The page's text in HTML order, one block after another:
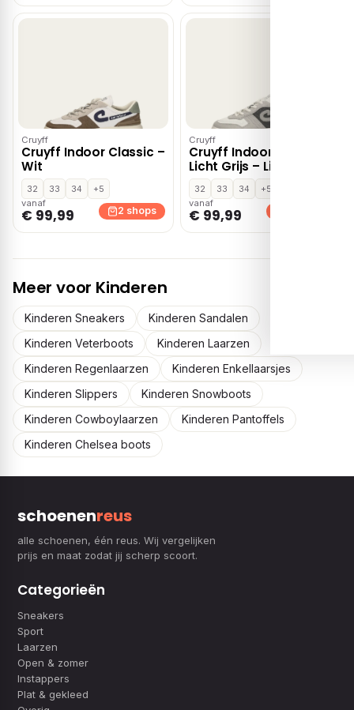
Cruyff
Cruyff Indoor Classic –
Wit
32 33 34
+5
vanaf
€ 99,99 2 shops
Cruyff
Cruyff Indoor Classic
Licht Grijs – Lichtgrijs
32 33 34
+5
vanaf
€ 99,99
Meer voor Kinderen
Kinderen Sneakers
Kinderen Sandalen
Kinderen Veterboots
Kinderen Laarzen
Kinderen Regenlaarzen
Kinderen Enkellaarsjes
Kinderen Slippers
Kinderen Snowboots
Kinderen Cowboylaarzen
Kinderen Pantoffels
Kinderen Chelsea boots
schoenenreus
alle schoenen, één reus. Wij vergelijken
prijs en maat zodat jij scherp scoort.
Categorieën
Sneakers
Sport
Laarzen
Open & zomer
Instappers
Plat & gekleed